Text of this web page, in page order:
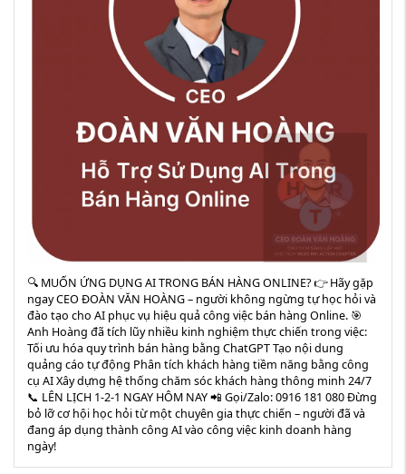
🔍 MUỐN ỨNG DỤNG AI TRONG BÁN HÀNG ONLINE? 👉 Hãy gặp
ngay CEO ĐOÀN VĂN HOÀNG – người không ngừng tự học hỏi và
đào tạo cho AI phục vụ hiệu quả công việc bán hàng Online. 🎯
Anh Hoàng đã tích lũy nhiều kinh nghiệm thực chiến trong việc:
Tối ưu hóa quy trình bán hàng bằng ChatGPT Tạo nội dung
quảng cáo tự động Phân tích khách hàng tiềm năng bằng công
cụ AI Xây dựng hệ thống chăm sóc khách hàng thông minh 24/7
📞 LÊN LỊCH 1-2-1 NGAY HÔM NAY 📲 Gọi/Zalo: 0916 181 080 Đừng
bỏ lỡ cơ hội học hỏi từ một chuyên gia thực chiến – người đã và
đang áp dụng thành công AI vào công việc kinh doanh hàng
ngày!